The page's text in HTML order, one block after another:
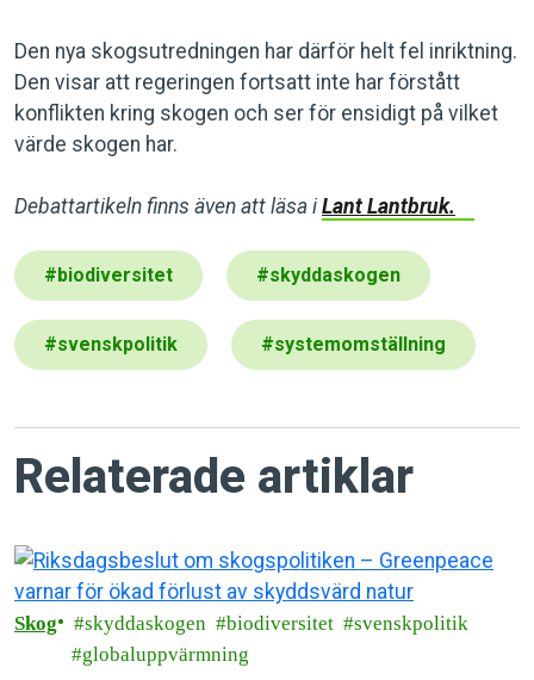
Den nya skogsutredningen har därför helt fel inriktning.
Den visar att regeringen fortsatt inte har förstått
konflikten kring skogen och ser för ensidigt på vilket
värde skogen har.
Debattartikeln finns även att läsa i Lant Lantbruk.
#biodiversitet #skyddaskogen
#svenskpolitik #systemomställning
Relaterade artiklar
Skog skyddaskogen biodiversitet
svenskpolitik
globaluppvärmning